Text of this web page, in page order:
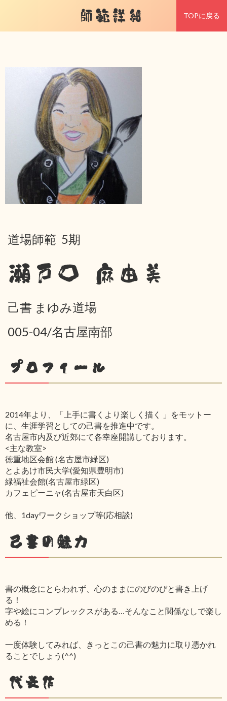
師範詳細 TOPに戻る
道場師範 5期
瀬戸口 麻由美
己書 まゆみ道場
005-04/名古屋南部
プロフィール
2014年より、「上手に書くより楽しく描く 」をモットー
に、生涯学習としての己書を推進中です。
名古屋市内及び近郊にて各幸座開講しております。
<主な教室>
徳重地区会館 (名古屋市緑区)
とよあけ市民大学(愛知県豊明市)
緑福祉会館(名古屋市緑区)
カフェピーニャ(名古屋市天白区)
他、1dayワークショップ等(応相談)
己書の魅力
書の概念にとらわれず、心のままにのびのびと書き上げ
る！
字や絵にコンプレックスがある…そんなこと関係なしで楽し
める！
一度体験してみれば、きっとこの己書の魅力に取り憑かれ
ることでしょう(^^)
代表作